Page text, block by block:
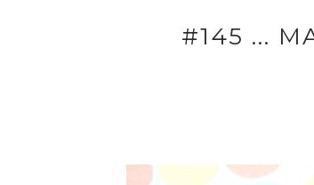
#145 ...